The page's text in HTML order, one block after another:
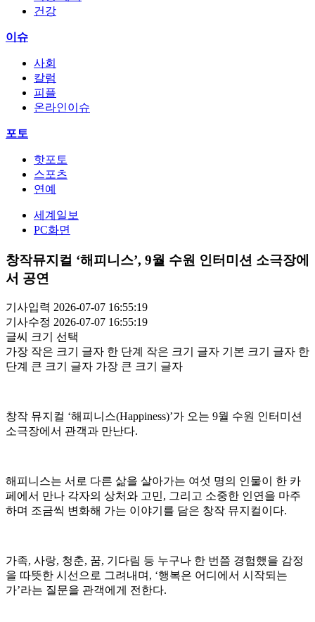
건강
이슈
사회
칼럼
피플
온라인이슈
포토
핫포토
스포츠
연예
세계일보
PC화면
창작뮤지컬 ‘해피니스’, 9월 수원 인터미션 소극장에
서 공연
기사입력 2026-07-07 16:55:19
기사수정 2026-07-07 16:55:19
글씨 크기 선택
가장 작은 크기 글자 한 단계 작은 크기 글자 기본 크기 글자 한
단계 큰 크기 글자 가장 큰 크기 글자
창작 뮤지컬 ‘해피니스(Happiness)’가 오는 9월 수원 인터미션
소극장에서 관객과 만난다.
해피니스는 서로 다른 삶을 살아가는 여섯 명의 인물이 한 카
페에서 만나 각자의 상처와 고민, 그리고 소중한 인연을 마주
하며 조금씩 변화해 가는 이야기를 담은 창작 뮤지컬이다.
가족, 사랑, 청춘, 꿈, 기다림 등 누구나 한 번쯤 경험했을 감정
을 따뜻한 시선으로 그려내며, ‘행복은 어디에서 시작되는
가’라는 질문을 관객에게 전한다.